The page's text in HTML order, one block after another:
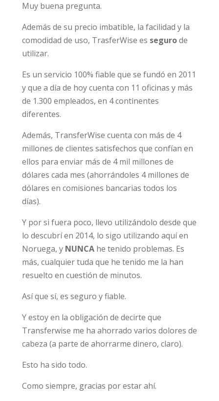
Muy buena pregunta.
Además de su precio imbatible, la facilidad y la
comodidad de uso, TrasferWise es segurode
utilizar.
Es un servicio 100% fiable que se fundó en 2011
y que a día de hoy cuenta con 11 oficinas y más
de 1.300 empleados, en 4 continentes
diferentes.
Además, TransferWise cuenta con más de 4
millones de clientes satisfechos que confían en
ellos para enviar más de 4 mil millones de
dólares cada mes (ahorrándoles 4 millones de
dólares en comisiones bancarias todos los
días).
Y por si fuera poco, llevo utilizándolo desde que
lo descubrí en 2014, lo sigo utilizando aquí en
Noruega, y NUNCA he tenido problemas. Es
más, cualquier tuda que he tenido me la han
resuelto en cuestión de minutos.
Así que sí, es seguro y fiable.
Y estoy en la obligación de decirte que
Transferwise me ha ahorrado varios dolores de
cabeza (a parte de ahorrarme dinero, claro).
Esto ha sido todo.
Como siempre, gracias por estar ahí.